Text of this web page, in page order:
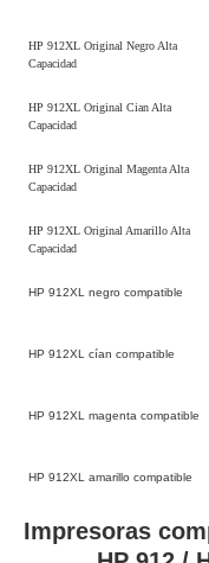
HP 912XL Original Negro Alta
Capacidad
HP 912XL Original Cian Alta
Capacidad
HP 912XL Original Magenta Alta
Capacidad
HP 912XL Original Amarillo Alta
Capacidad
HP 912XL negro compatible
HP 912XL cían compatible
HP 912XL magenta compatible
HP 912XL amarillo compatible
Impresoras